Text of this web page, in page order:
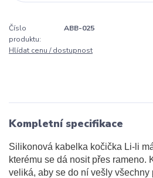
Číslo
produktu:
ABB-025
Hlídat cenu / dostupnost
Kompletní specifikace
Silikonová kabelka kočička Li-li
kterému se dá nosit přes rameno.
veliká, aby se do ní vešly všechny